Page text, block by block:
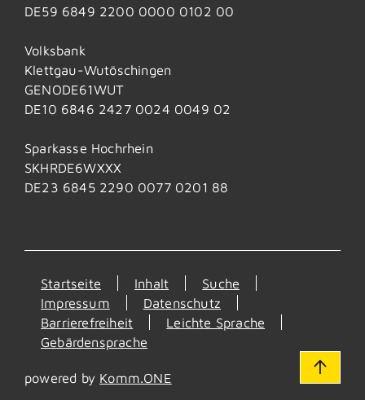
DE59 6849 2200 0000 0102 00
Volksbank
Klettgau-Wutöschingen
GENODE61WUT
DE10 6846 2427 0024 0049 02
Sparkasse Hochrhein
SKHRDE6WXXX
DE23 6845 2290 0077 0201 88
Startseite Inhalt
Suche
Impressum
Datenschutz
Barrierefreiheit
Leichte Sprache
Gebärdensprache
powered by Komm.ONE